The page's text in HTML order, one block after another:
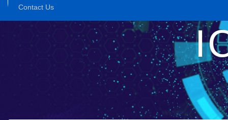
Contact Us